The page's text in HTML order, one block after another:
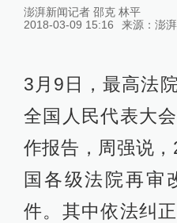
澎湃新闻记者 邵克 林平
2018-03-09 15:16
来源： 澎
3月9日，最高法
全国人民代表大
作报告，周强说
国各级法院再审
件。其中依法纠